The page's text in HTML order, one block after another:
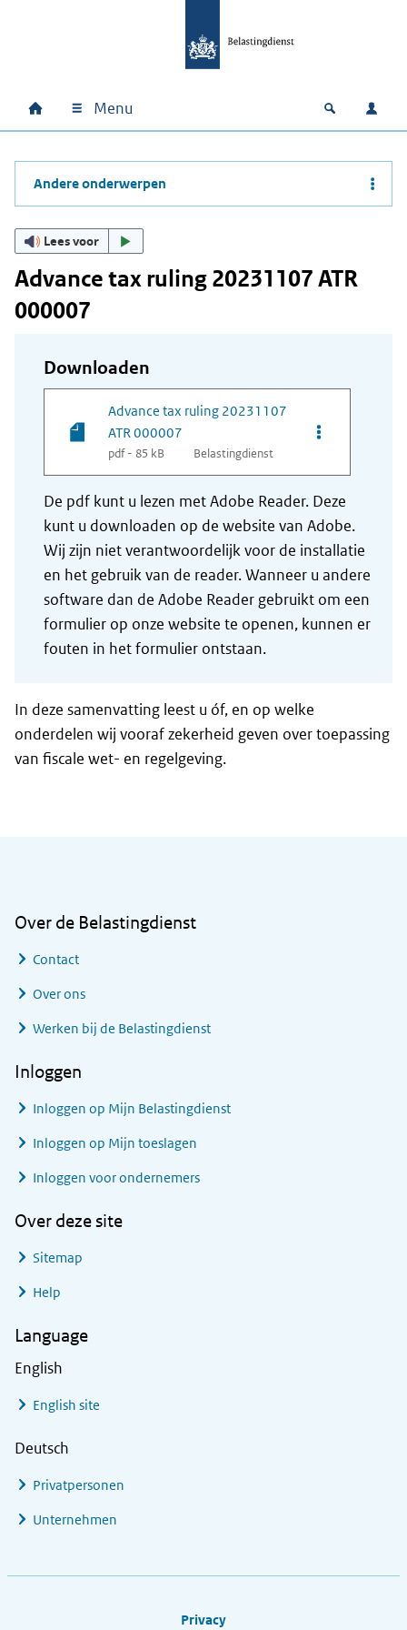
Hoofdnavigatie
Home Menu Open
Andere onderwerpen
Lees voor
Advance tax ruling 20231107 ATR
000007
Downloaden
Advance tax ruling 20231107
ATR 000007
pdf - 85 kB Belastingdienst
Opties van
De pdf kunt u lezen met Adobe Reader. Deze
kunt u downloaden op de website van Adobe.
Wij zijn niet verantwoordelijk voor de installatie
en het gebruik van de reader. Wanneer u andere
software dan de Adobe Reader gebruikt om een
formulier op onze website te openen, kunnen er
fouten in het formulier ontstaan.
In deze samenvatting leest u óf, en op welke
onderdelen wij vooraf zekerheid geven over toepassing
van fiscale wet- en regelgeving.
Over de Belastingdienst
Contact
Over ons
Werken bij de Belastingdienst
Inloggen
Inloggen op Mijn Belastingdienst
Inloggen op Mijn toeslagen
Inloggen voor ondernemers
Over deze site
Sitemap
Help
Language
English
English site
Deutsch
Privatpersonen
Unternehmen
Privacy